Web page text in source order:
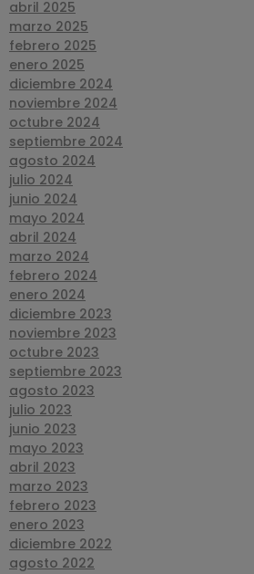
abril 2025
marzo 2025
febrero 2025
enero 2025
diciembre 2024
noviembre 2024
octubre 2024
septiembre 2024
agosto 2024
julio 2024
junio 2024
mayo 2024
abril 2024
marzo 2024
febrero 2024
enero 2024
diciembre 2023
noviembre 2023
octubre 2023
septiembre 2023
agosto 2023
julio 2023
junio 2023
mayo 2023
abril 2023
marzo 2023
febrero 2023
enero 2023
diciembre 2022
agosto 2022